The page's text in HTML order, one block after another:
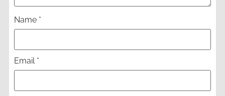
Name *
Email *